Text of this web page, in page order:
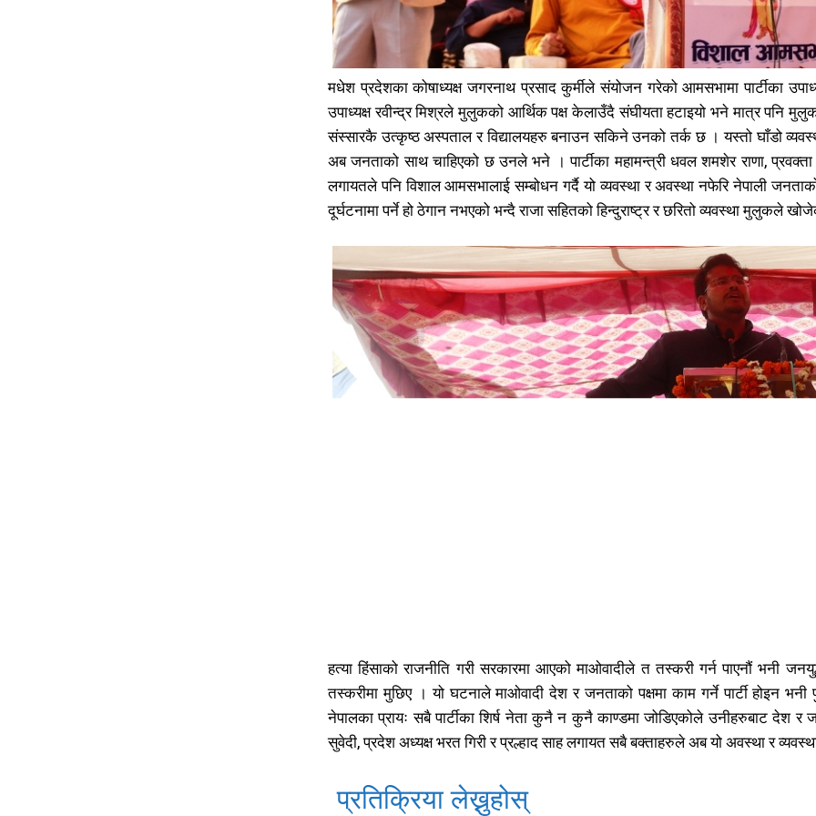
गण्डकी 6
कर्णाली 6
प्रतिक्रिया लेख्नुहोस्
गण्डकी 6
कर्णाली 6
प्रतिक्रिया लेख्नुहोस्
मधेश प्रदेशका कोषाध्यक्ष जगरनाथ प्रसाद कुर्मीले संयोजन गरेको आमसभामा पार्टीका
उपाध्यक्ष रवीन्द्र मिश्रले मुलुकको आर्थिक पक्ष केलाउँदै संघीयता हटाइयो भने मात्र पनि
संस्सारकै उत्कृष्ठ अस्पताल र विद्यालयहरु बनाउन सकिने उनको तर्क छ । यस्तो घाँडो
अब जनताको साथ चाहिएको छ उनले भने । पार्टीका महामन्त्री धवल शमशेर राणा,
लगायतले पनि विशाल आमसभालाई सम्बोधन गर्दै यो व्यवस्था र अवस्था नफेरि नेपाली
दूर्घटनामा पर्ने हो ठेगान नभएको भन्दै राजा सहितको हिन्दुराष्ट्र र छरितो व्यवस्था मुलुकले
हत्या हिंसाको राजनीति गरी सरकारमा आएको माओवादीले त तस्करी गर्न पाएनौं भनी
तस्करीमा मुछिए । यो घटनाले माओवादी देश र जनताको पक्षमा काम गर्ने पार्टी होइन
नेपालका प्रायः सबै पार्टीका शिर्ष नेता कुनै न कुनै काण्डमा जोडिएकोले उनीहरुबाट देश
सुवेदी, प्रदेश अध्यक्ष भरत गिरी र प्रल्हाद साह लगायत सबै बक्ताहरुले अब यो अवस्था र
प्रतिक्रिया लेख्नुहोस्